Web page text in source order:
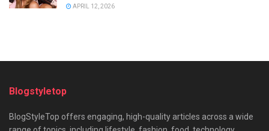
APRIL 12, 2026
Blogstyletop
BlogStyleTop offers engaging, high-quality articles across a wide